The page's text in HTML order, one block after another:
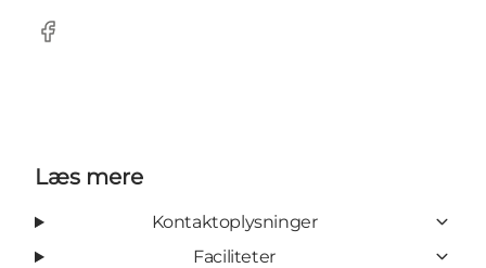
Facebook
Læs mere
Kontaktoplysninger
Faciliteter